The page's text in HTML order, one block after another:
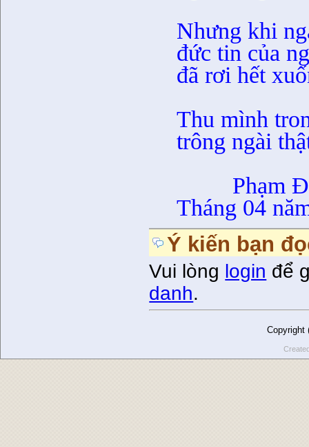
Nhưng khi
đức tin của
đã rơi hết
Thu mình
trông ngài
Phạm
Tháng 04
Ý kiến bạn
Vui lòng login để
danh.
Copyright